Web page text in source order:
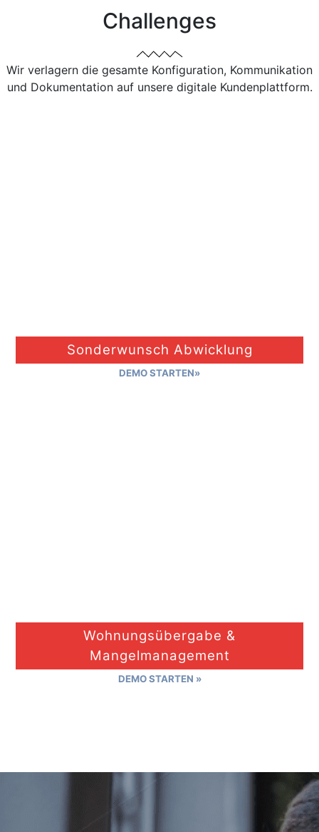
Challenges
Wir verlagern die gesamte Konfiguration, Kommunikation
und Dokumentation auf unsere digitale Kundenplattform.
Sonderwunsch Abwicklung
DEMO STARTEN»
Wohnungsübergabe &
Mangelmanagement
DEMO STARTEN »